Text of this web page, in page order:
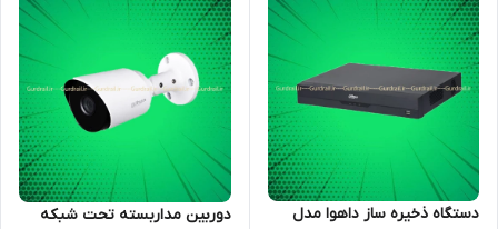
دستگاه ذخیره ساز داهوا مدل
دوربین مداربسته تحت شبکه